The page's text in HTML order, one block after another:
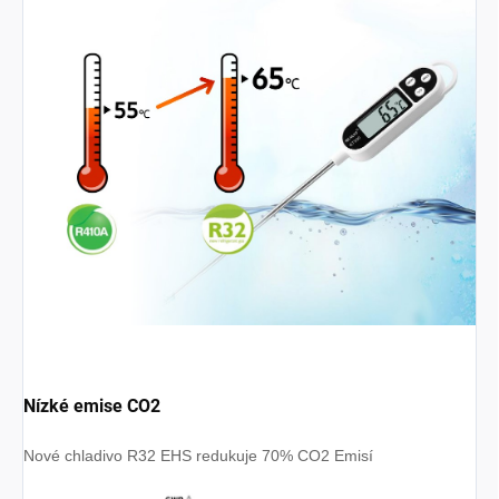
Nízké emise CO2
Nové chladivo R32 EHS redukuje 70% CO2 Emisí